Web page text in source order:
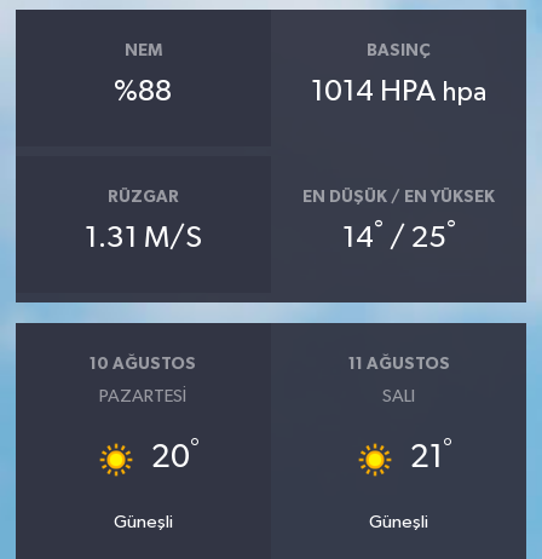
NEM
%88
BASINÇ
1014 HPA hpa
RÜZGAR
1.31 M/S
EN DÜŞÜK / EN YÜKSEK
14° / 25°
10 AĞUSTOS
PAZARTESI
20°
Güneşli
11 AĞUSTOS
SALI
21 °
Güneşli